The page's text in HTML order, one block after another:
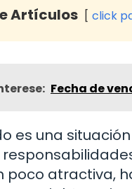
Artículos click
Fecha de
es una
poco atractiva,